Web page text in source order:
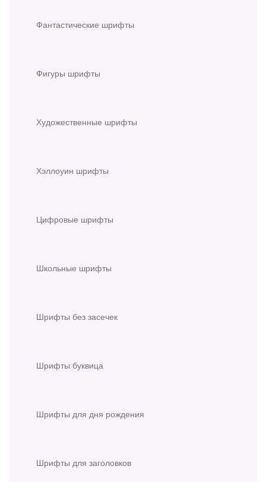
Фантастические шрифты
Фигуры шрифты
Художественные шрифты
Хэллоуин шрифты
Цифровые шрифты
Школьные шрифты
Шрифты без засечек
Шрифты буквица
Шрифты для дня рождения
Шрифты для заголовков